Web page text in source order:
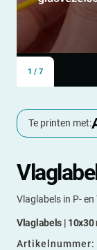
1 / 7
Te printen met:
Vlaglabels in P-
Vlaglabels | 10x30
Artikelnummer: